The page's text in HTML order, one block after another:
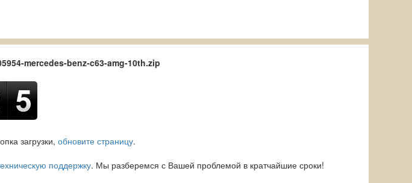
mercedes-benz-c63-amg-10th.zip
загрузки, обновите страницу.
поддержку. Мы разберемся с Вашей проблемой в кратчайшие сроки!